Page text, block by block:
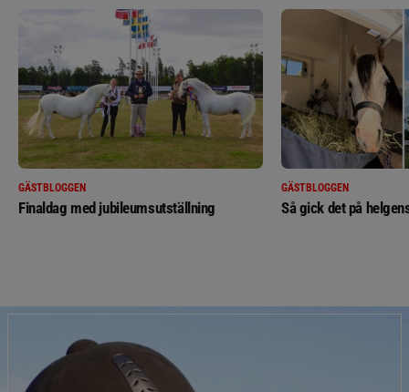
GÄSTBLOGGEN
Finaldag med jubileumsutställning
GÄSTBLOGGEN
Så gick det på